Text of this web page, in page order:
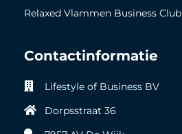
Relaxed Vlammen Business Club
Contactinformatie
Lifestyle of Business BV
Dorpsstraat 36